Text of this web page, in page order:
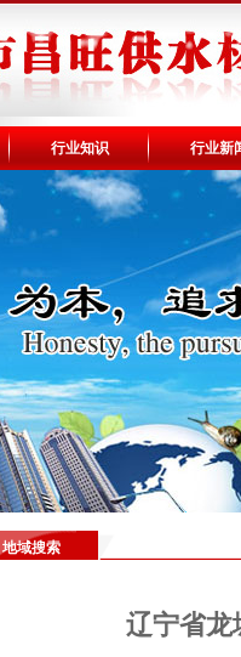
行业知识 行业新
地域搜索
辽宁省龙